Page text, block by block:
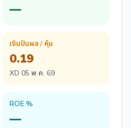
—
เงินปันผล / หุ้น
0.19
XD 05 พ.ค. 69
ROE %
—